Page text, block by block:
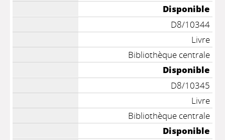
Disponible
D8/10344
Livre
Bibliothèque centrale
Disponible
D8/10345
Livre
Bibliothèque centrale
Disponible